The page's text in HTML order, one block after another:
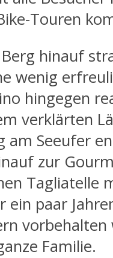
Touren
hinauf
wenig
hingegen
verklärten
am Seeufer
zur
Tagliatelle
ein paar
vorbehalten
Familie.